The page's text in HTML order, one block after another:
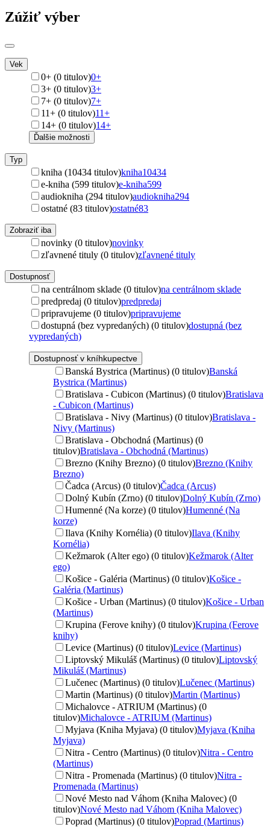
Zúžiť výber
Vek
0+ (0 titulov)0+
3+ (0 titulov)3+
7+ (0 titulov)7+
11+ (0 titulov)11+
14+ (0 titulov)14+
Ďalšie možnosti
Typ
kniha (10434 titulov)kniha10434
e-kniha (599 titulov)e-kniha599
audiokniha (294 titulov)audiokniha294
ostatné (83 titulov)ostatné83
Zobraziť iba
novinky (0 titulov)novinky
zľavnené tituly (0 titulov)zľavnené tituly
Dostupnosť
na centrálnom sklade (0 titulov)na centrálnom sklade
predpredaj (0 titulov)predpredaj
pripravujeme (0 titulov)pripravujeme
dostupná (bez vypredaných) (0 titulov)dostupná (bez
vypredaných)
Dostupnosť v kníhkupectve
Banská Bystrica (Martinus) (0 titulov)Banská
Bystrica (Martinus)
Bratislava - Cubicon (Martinus) (0 titulov)Bratislava
- Cubicon (Martinus)
Bratislava - Nivy (Martinus) (0 titulov)Bratislava -
Nivy (Martinus)
Bratislava - Obchodná (Martinus) (0
titulov)Bratislava - Obchodná (Martinus)
Brezno (Knihy Brezno) (0 titulov)Brezno (Knihy
Brezno)
Čadca (Arcus) (0 titulov)Čadca (Arcus)
Dolný Kubín (Zrno) (0 titulov)Dolný Kubín (Zrno)
Humenné (Na korze) (0 titulov)Humenné (Na
korze)
Ilava (Knihy Kornélia) (0 titulov)Ilava (Knihy
Kornélia)
Kežmarok (Alter ego) (0 titulov)Kežmarok (Alter
ego)
Košice - Galéria (Martinus) (0 titulov)Košice -
Galéria (Martinus)
Košice - Urban (Martinus) (0 titulov)Košice - Urban
(Martinus)
Krupina (Ferove knihy) (0 titulov)Krupina (Ferove
knihy)
Levice (Martinus) (0 titulov)Levice (Martinus)
Liptovský Mikuláš (Martinus) (0 titulov)Liptovský
Mikuláš (Martinus)
Lučenec (Martinus) (0 titulov)Lučenec (Martinus)
Martin (Martinus) (0 titulov)Martin (Martinus)
Michalovce - ATRIUM (Martinus) (0
titulov)Michalovce - ATRIUM (Martinus)
Myjava (Kniha Myjava) (0 titulov)Myjava (Kniha
Myjava)
Nitra - Centro (Martinus) (0 titulov)Nitra - Centro
(Martinus)
Nitra - Promenada (Martinus) (0 titulov)Nitra -
Promenada (Martinus)
Nové Mesto nad Váhom (Kniha Malovec) (0
titulov)Nové Mesto nad Váhom (Kniha Malovec)
Poprad (Martinus) (0 titulov)Poprad (Martinus)